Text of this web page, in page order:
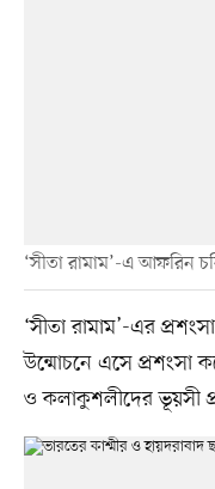
‘সীতা রামাম’-এ আফরিন
‘সীতা রামাম’-এর
উন্মোচনে এসে প্রশংসা
ও কলাকুশলীদের ভূয়সী